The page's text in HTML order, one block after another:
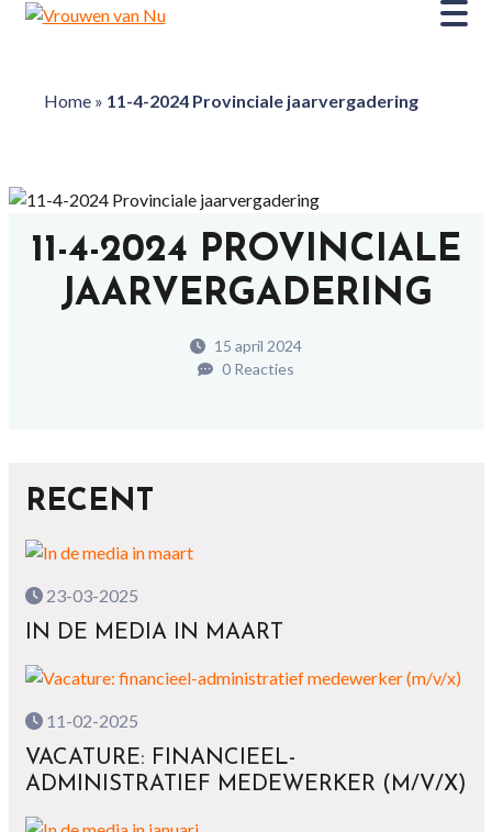
Home» 11-4-2024 Provinciale jaarvergadering
11-4-2024 PROVINCIALE
JAARVERGADERING
15 april 2024
0 Reacties
RECENT
23-03-2025
IN DE MEDIA IN MAART
11-02-2025
VACATURE: FINANCIEEL-
ADMINISTRATIEF MEDEWERKER (M/V/X)